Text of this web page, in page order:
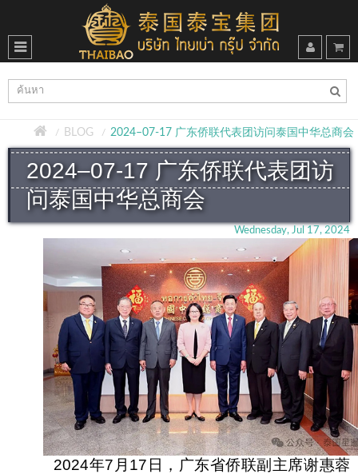
BLOG 2024–07-17 广东侨联代表团访问泰国中华总商会
2024–07-17 广东侨联代表团访
问泰国中华总商会
Wednesday, Jul 17, 2024
2024年7 月 17 日，广东省侨联副主席谢惠蓉